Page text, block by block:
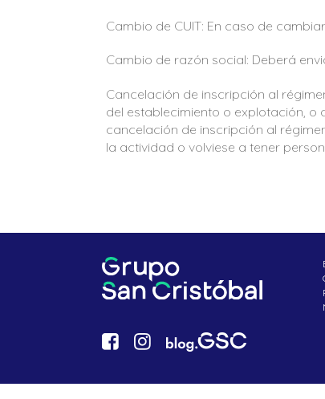
Cambio de CUIT: En caso de
Cambio de razón social: Deberá
Cancelación de inscripción al
del establecimiento o explotación,
cancelación de inscripción al
la actividad o volviese a tener